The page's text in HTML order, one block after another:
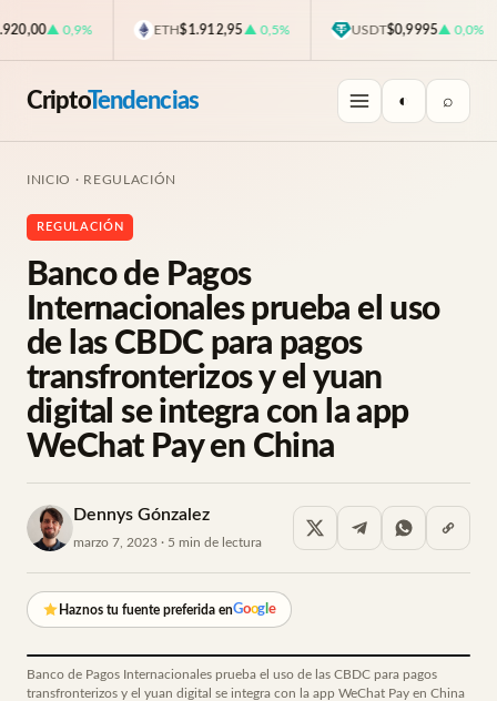
▲ 0,9% ETH$1.912,95▲ 0,5% USDT$0,9995▲ 0,0%
CriptoTendencias ◐ ⌕
INICIO · REGULACIÓN
REGULACIÓN
Banco de Pagos
Internacionales prueba el uso
de las CBDC para pagos
transfronterizos y el yuan
digital se integra con la app
WeChat Pay en China
Dennys Gónzalez
marzo 7, 2023 · 5 min de lectura
Haznos tu fuente preferida enGoog e
Banco de Pagos Internacionales prueba el uso de las CBDC para pagos
transfronterizos y el yuan digital se integra con la app WeChat Pay en China